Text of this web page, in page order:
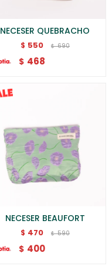
NECESER QUEBRACHO
$ 550 $ 690
$ 468
NECESER BEAUFORT
$ 470 $ 590
$ 400